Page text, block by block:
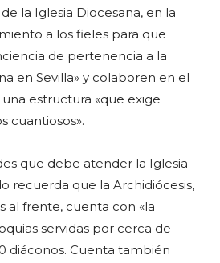
la Iglesia Diocesana, en la
a los fieles para que
de pertenencia a la
en Sevilla» y colaboren en el
estructura «que exige
cuantiosos».
que debe atender la Iglesia
recuerda que la Archidiócesis,
al frente, cuenta con «la
servidas por cerca de
diáconos. Cuenta también